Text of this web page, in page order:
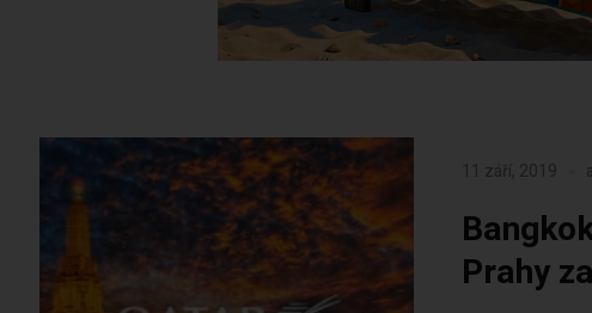
11 září, 2019
Prahy